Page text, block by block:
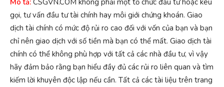
gọi, tư vấn đầu tư tài chính hay môi giới chứng khoán. Giao
dịch tài chính có mức độ rủi ro cao đối với vốn của bạn và bạn
chỉ nên giao dịch với số tiền mà bạn có thể mất. Giao dịch tài
chính có thể không phù hợp với tất cả các nhà đầu tư, vì vậy
hãy đảm bảo rằng bạn hiểu đầy đủ các rủi ro liên quan và tìm
kiếm lời khuyên độc lập nếu cần. Tất cả các tài liệu trên trang